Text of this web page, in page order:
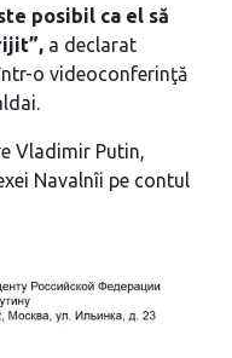
posibil ca el să
a declarat
o videoconferinţă
Vladimir Putin,
Navalnîi pe contul